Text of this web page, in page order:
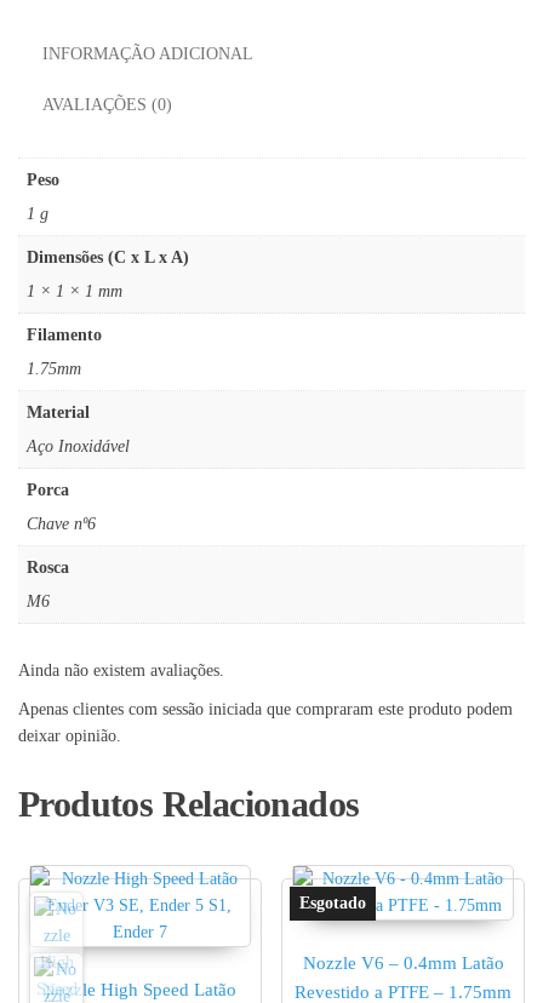
INFORMAÇÃO ADICIONAL
AVALIAÇÕES (0)
Peso
1 g
Dimensões (C x L x A)
1 × 1 × 1 mm
Filamento
1.75mm
Material
Aço Inoxidável
Porca
Chave nº6
Rosca
M6
Ainda não existem avaliações.
Apenas clientes com sessão iniciada que compraram este produto podem
deixar opinião.
Produtos Relacionados
Nozzle High Speed Latão
Nozzle V6 – 0.4mm Latão
Revestido a PTFE – 1.75mm